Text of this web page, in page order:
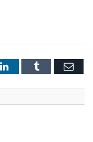
LinkedInTumblr Email